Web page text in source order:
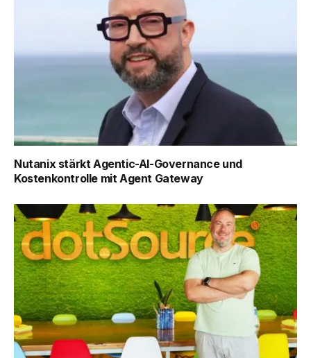
Nutanix stärkt Agentic-AI-Governance und
Kostenkontrolle mit Agent Gateway